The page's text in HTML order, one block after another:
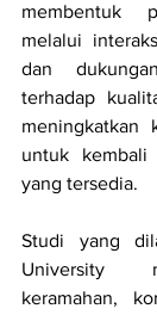
membentuk
melalui
dan
terhadap
meningkatkan
untuk kembali
yang tersedia.
Studi yang
University
keramahan,